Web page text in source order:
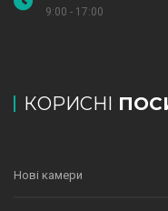
9:00 - 17:00
КОРИСНІ
Нові камери